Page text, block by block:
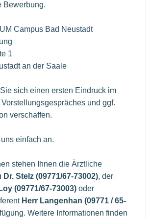
Bewerbung.
Campus Bad Neustadt
1
an der Saale
sich einen ersten Eindruck im
und ggf.
verschaffen.
einfach an.
stehen Ihnen die Ärztliche
Dr. Stelz (09771/67-73002), der
(09771/67-73003) oder
Herr Langenhan (09771 / 65-
Weitere Informationen finden